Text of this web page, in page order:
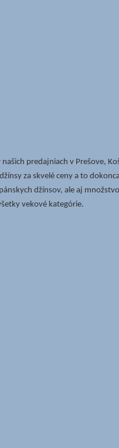
predajniach v Prešove,
za skvelé ceny a to
džínsov, ale aj
vekové kategórie.